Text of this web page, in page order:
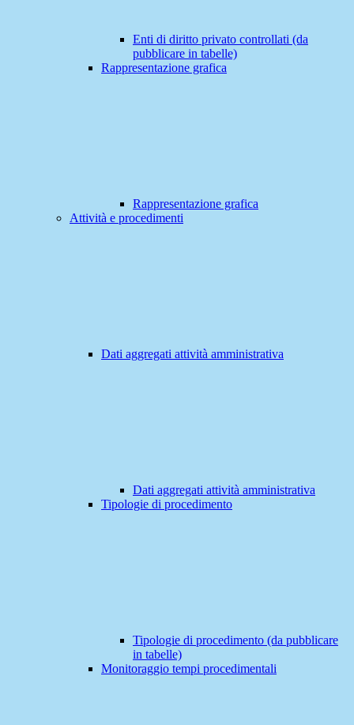
Enti di diritto privato controllati (da
pubblicare in tabelle)
Rappresentazione grafica
Rappresentazione grafica
Attività e procedimenti
Dati aggregati attività amministrativa
Dati aggregati attività amministrativa
Tipologie di procedimento
Tipologie di procedimento (da pubblicare
in tabelle)
Monitoraggio tempi procedimentali